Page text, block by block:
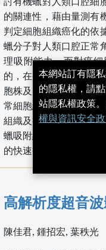
的關連性，藉由量測有
判定細胞組織癌化的依
蠟分子對人類口腔正常
理吸附能力，而對癌
的，在蜜蠟吸附紅外動
胞株及口腔癌組織與蜜
常細胞組織卻較弱。因
組織及癌化細胞組織具
蠟吸附紅外動力學法未
的快速癌症篩檢方法。
高解析度超音
陳佳君, 鍾招宏, 葉秩光
本網站訂有隱
的隱私權，請
站隱私權政策
權與資訊安全